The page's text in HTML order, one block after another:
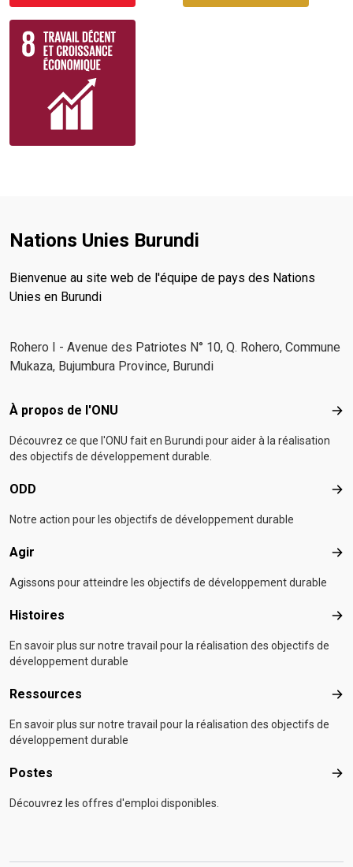
Nations Unies Burundi
Bienvenue au site web de l'équipe de pays des Nations
Unies en Burundi
Rohero I - Avenue des Patriotes N° 10, Q. Rohero, Commune
Mukaza, Bujumbura Province, Burundi
Footer menu
À propos de l'ONU À
Découvrez ce que l'ONU fait en Burundi pour aider à la réalisation
des objectifs de développement durable.
ODD
Notre action pour les objectifs de développement durable
Agir Agir
Agissons pour atteindre les objectifs de développement durable
Histoires
En savoir plus sur notre travail pour la réalisation des objectifs de
développement durable
Ressources
En savoir plus sur notre travail pour la réalisation des objectifs de
développement durable
Postes
Découvrez les offres d'emploi disponibles.